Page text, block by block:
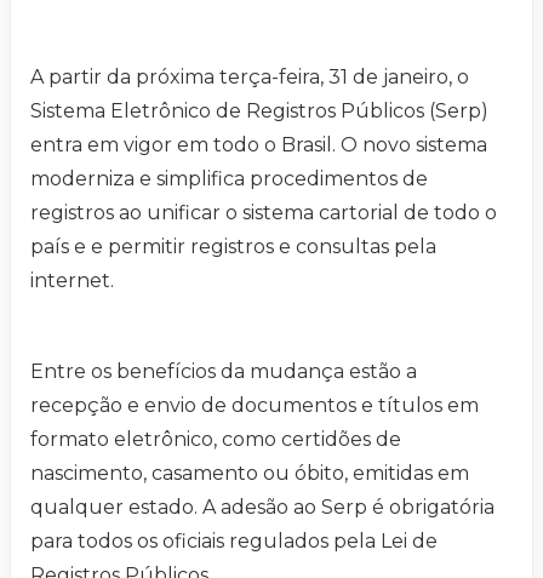
A partir da próxima terça-feira, 31 de janeiro, o
Sistema Eletrônico de Registros Públicos (Serp)
entra em vigor em todo o Brasil. O novo sistema
moderniza e simplifica procedimentos de
registros ao unificar o sistema cartorial de todo o
país e e permitir registros e consultas pela
internet.
Entre os benefícios da mudança estão a
recepção e envio de documentos e títulos em
formato eletrônico, como certidões de
nascimento, casamento ou óbito, emitidas em
qualquer estado. A adesão ao Serp é obrigatória
para todos os oficiais regulados pela Lei de